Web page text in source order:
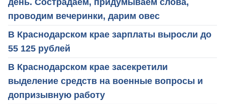
день. Сострадаем, придумываем слова,
проводим вечеринки, дарим овес
В Краснодарском крае зарплаты выросли до
55 125 рублей
В Краснодарском крае засекретили
выделение средств на военные вопросы и
допризывную работу